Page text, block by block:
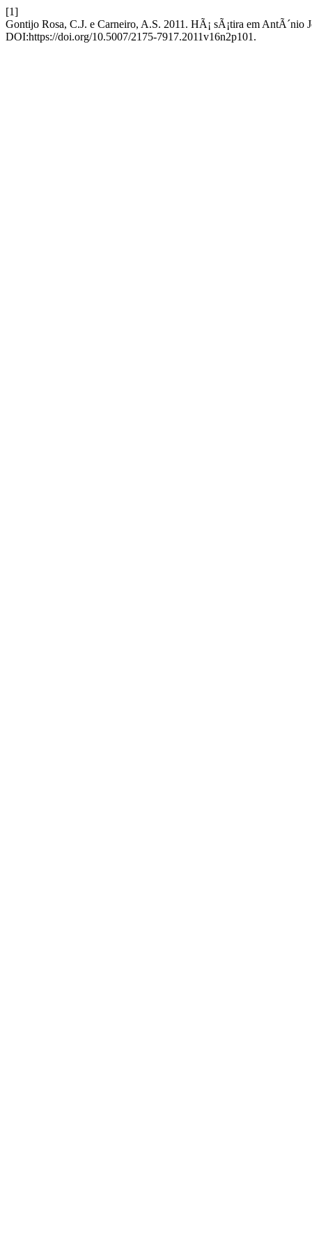
[1]
Gontijo Rosa, C.J. e Carneiro, A.S. 2011. HÃ¡ sÃ¡tira em AntÃ´nio
DOI:https://doi.org/10.5007/2175-7917.2011v16n2p101.